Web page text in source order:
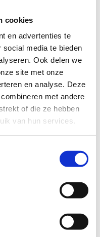
cookies
en advertenties te
media te bieden
Ook delen we
site met onze
en analyse. Deze
met andere
of die ze hebben
van hun services.
Voor je
(maximaal) 1 uur
kan je wijzigen
.
maaltijd die je